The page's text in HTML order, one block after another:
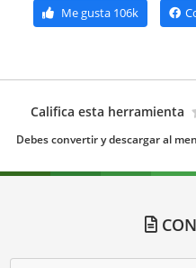
Me gusta106k
Califica esta herramienta
Debes convertir y descargar al